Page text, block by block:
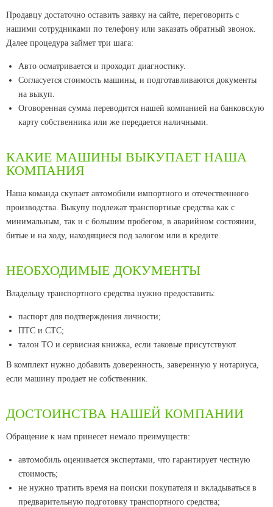
Продавцу достаточно оставить заявку на сайте, переговорить с
нашими сотрудниками по телефону или заказать обратный звонок.
Далее процедура займет три шага:
Авто осматривается и проходит диагностику.
Согласуется стоимость машины, и подготавливаются документы
на выкуп.
Оговоренная сумма переводится нашей компанией на банковскую
карту собственника или же передается наличными.
КАКИЕ МАШИНЫ ВЫКУПАЕТ НАША
КОМПАНИЯ
Наша команда скупает автомобили импортного и отечественного
производства. Выкупу подлежат транспортные средства как с
минимальным, так и с большим пробегом, в аварийном состоянии,
битые и на ходу, находящиеся под залогом или в кредите.
НЕОБХОДИМЫЕ ДОКУМЕНТЫ
Владельцу транспортного средства нужно предоставить:
паспорт для подтверждения личности;
ПТС и СТС;
талон ТО и сервисная книжка, если таковые присутствуют.
В комплект нужно добавить доверенность, заверенную у нотариуса,
если машину продает не собственник.
ДОСТОИНСТВА НАШЕЙ КОМПАНИИ
Обращение к нам принесет немало преимуществ:
автомобиль оценивается экспертами, что гарантирует честную
стоимость;
не нужно тратить время на поиски покупателя и вкладываться в
предварительную подготовку транспортного средства;